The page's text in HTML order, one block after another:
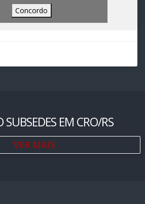
Concordo
SUBSEDES EM CRO/RS
VER MAIS